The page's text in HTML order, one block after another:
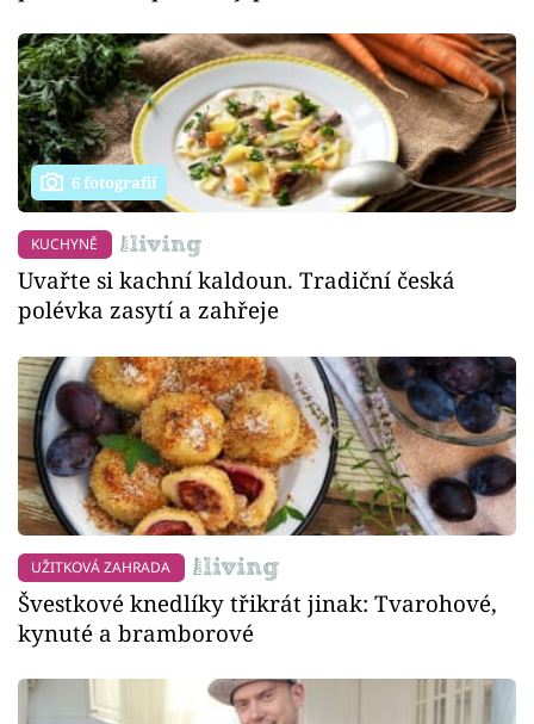
6 fotografií
KUCHYNĚ
Uvařte si kachní kaldoun. Tradiční česká
polévka zasytí a zahřeje
UŽITKOVÁ ZAHRADA
Švestkové knedlíky třikrát jinak: Tvarohové,
kynuté a bramborové